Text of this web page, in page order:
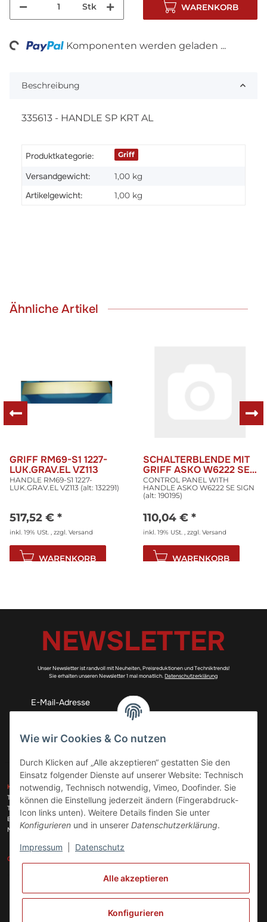
Stk WARENKORB
Komponenten werden geladen ...
Beschreibung
335613 - HANDLE SP KRT AL
Produktkategorie: Griff
Versandgewicht: 1,00 kg
Artikelgewicht: 1,00 kg
Ähnliche Artikel
GRIFF RM69-S1 1227-
LUK.GRAV.EL VZ113
HANDLE RM69-S1 1227-
LUK.GRAV.EL VZ113 (alt: 132291)
517,52 € *
inkl. 19% USt. , zzgl. Versand
WARENKORB
SCHALTERBLENDE MIT
GRIFF ASKO W6222 SE
SIGN
CONTROL PANEL WITH
HANDLE ASKO W6222 SE SIGN
(alt: 190195)
110,04 € *
inkl. 19% USt. , zzgl. Versand
WARENKORB
NEWSLETTER
Unser Newsletter ist randvoll mit Neuheiten, Preisreduktionen und Techniktrends!
Sie erhalten unseren Newsletter 1 mal monatlich.Datenschutzerklärung
Abonnieren
KONTAKT
Telefon:+49 (0)6074 816 08 0
Telefax:
+49 (0)6074 215 08 60
E-Mail:
info@meinhausgeraetedoc.de
Max Planck Str. 6 c, 63322 Rödermark
GESETZLICHE INFORMATIONEN
ZAHLUNGSARTEN
VERSANDARTEN
Vertrag widerrufen
Wie wir Cookies & Co nutzen
Durch Klicken auf „Alle akzeptieren“ gestatten Sie den
Einsatz folgender Dienste auf unserer Website: Technisch
notwendig, Technisch notwendig, Vimeo, Doofinder. Sie
können die Einstellung jederzeit ändern (Fingerabdruck-
Icon links unten). Weitere Details finden Sie unter
Konfigurieren und in unserer Datenschutzerklärung.
Impressum Datenschutz
Alle akzeptieren
Konfigurieren